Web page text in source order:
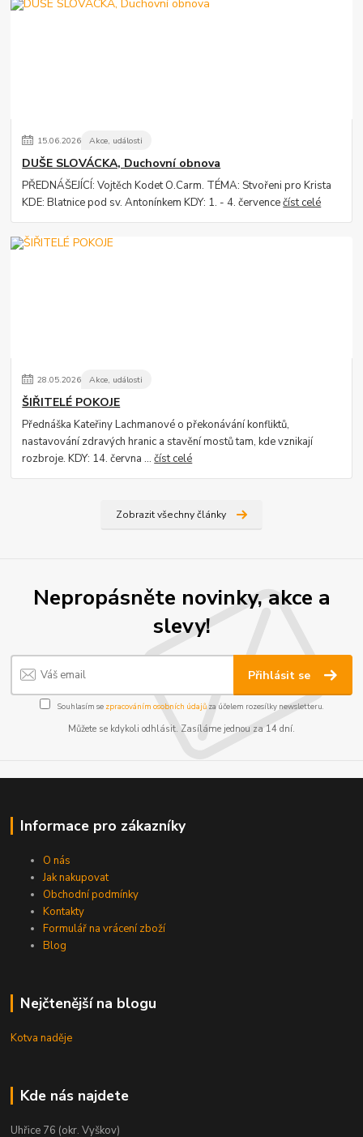
15.06.2026 Akce, události
DUŠE SLOVÁCKA, Duchovní obnova
PŘEDNÁŠEJÍCÍ: Vojtěch Kodet O.Carm. TÉMA: Stvořeni pro Krista
KDE: Blatnice pod sv. Antonínkem KDY: 1. - 4. červencečíst celé
28.05.2026 Akce, události
ŠIŘITELÉ POKOJE
Přednáška Kateřiny Lachmanové o překonávání konfliktů,
nastavování zdravých hranic a stavění mostů tam, kde vznikají
rozbroje. KDY: 14. června ...číst celé
Zobrazit všechny články
Nepropásněte novinky, akce a
slevy!
Přihlásit se
Souhlasím se zpracováním osobních údajůza účelem rozesílky newsletteru.
Můžete se kdykoli odhlásit. Zasíláme jednou za 14 dní.
Informace pro zákazníky
O nás
Jak nakupovat
Obchodní podmínky
Kontakty
Formulář na vrácení zboží
Blog
Nejčtenější na blogu
Kotva naděje
Kde nás najdete
Uhřice 76 (okr. Vyškov)